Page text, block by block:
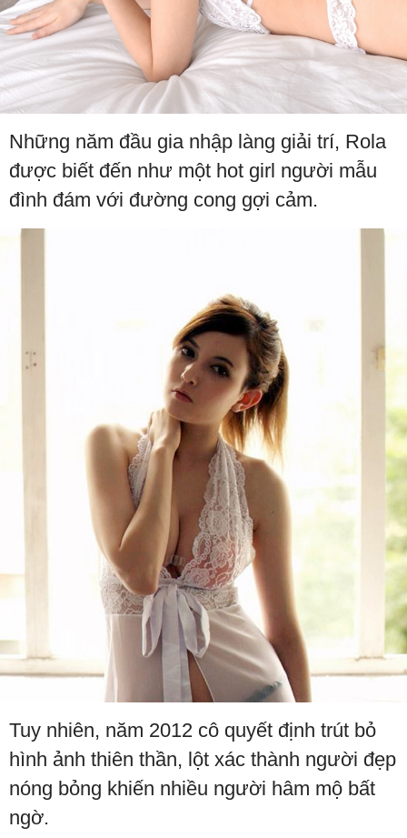
Những năm đầu gia nhập làng giải trí, Rola
được biết đến như một hot girl người mẫu
đình đám với đường cong gợi cảm.
Tuy nhiên, năm 2012 cô quyết định trút bỏ
hình ảnh thiên thần, lột xác thành người đẹp
nóng bỏng khiến nhiều người hâm mộ bất
ngờ.